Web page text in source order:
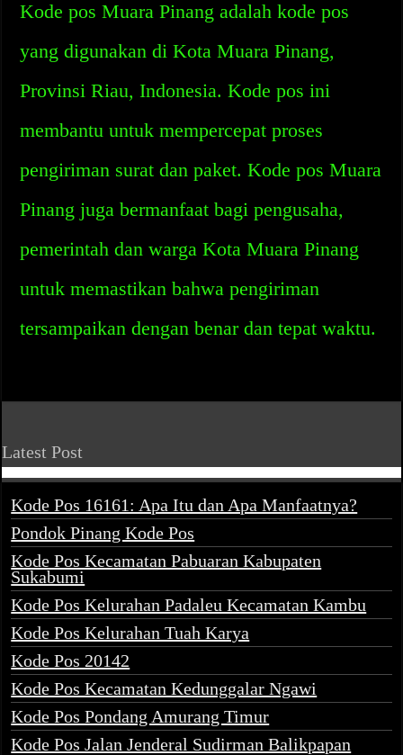
Kode pos Muara Pinang adalah kode pos
yang digunakan di Kota Muara Pinang,
Provinsi Riau, Indonesia. Kode pos ini
membantu untuk mempercepat proses
pengiriman surat dan paket. Kode pos Muara
Pinang juga bermanfaat bagi pengusaha,
pemerintah dan warga Kota Muara Pinang
untuk memastikan bahwa pengiriman
tersampaikan dengan benar dan tepat waktu.
Latest Post
Kode Pos 16161: Apa Itu dan Apa Manfaatnya?
Pondok Pinang Kode Pos
Kode Pos Kecamatan Pabuaran Kabupaten
Sukabumi
Kode Pos Kelurahan Padaleu Kecamatan Kambu
Kode Pos Kelurahan Tuah Karya
Kode Pos 20142
Kode Pos Kecamatan Kedunggalar Ngawi
Kode Pos Pondang Amurang Timur
Kode Pos Jalan Jenderal Sudirman Balikpapan